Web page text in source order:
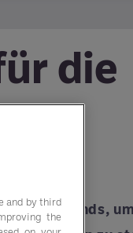
die
Trends,
and by third
the